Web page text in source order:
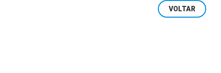
VOLTAR